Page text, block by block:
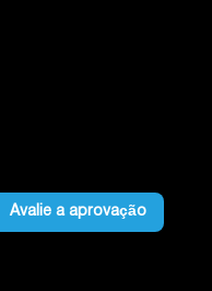
Avalie a aprovação